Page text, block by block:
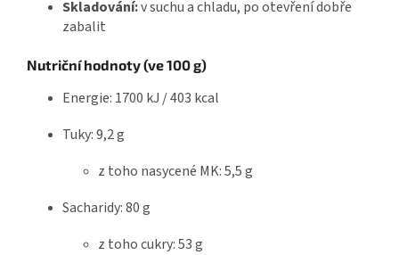
Skladování:v suchu a chladu, po otevření dobře
zabalit
Nutriční hodnoty (ve 100 g)
Energie: 1700 kJ / 403 kcal
Tuky: 9,2 g
z toho nasycené MK: 5,5 g
Sacharidy: 80 g
z toho cukry: 53 g